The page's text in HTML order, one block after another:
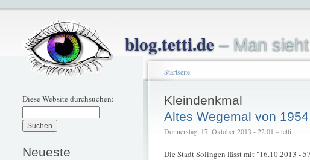
blog.tetti.de– Man
Diese Website durchsuchen:
Neueste
Startseite
Kleindenkmal
Altes Wegemal von
Donnerstag, 17. Oktober 2013 - 22:01 – tetti
Die Stadt Solingen lässt mit "16.10.2013 -